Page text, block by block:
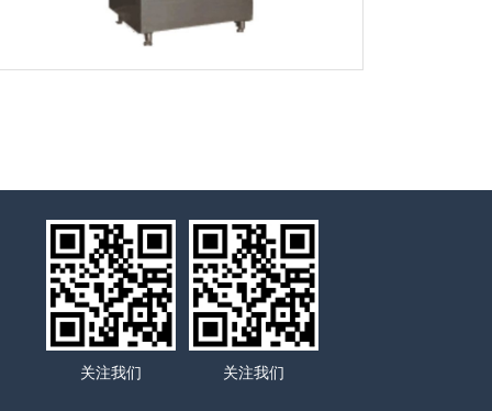
关注我们 关注我们